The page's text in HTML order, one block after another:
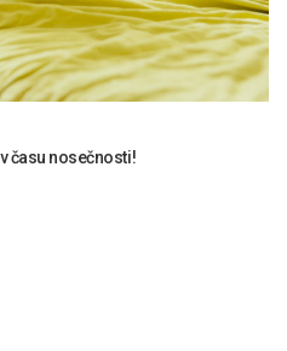
času nosečnosti!